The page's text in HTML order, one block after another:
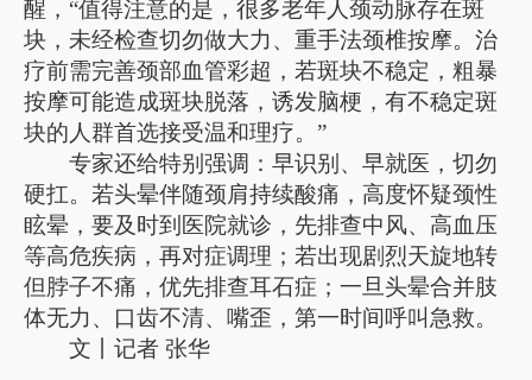
醒，“值得注意的是，很多老年人颈动脉存在斑
块，未经检查切勿做大力、重手法颈椎按摩。治
疗前需完善颈部血管彩超，若斑块不稳定，粗暴
按摩可能造成斑块脱落，诱发脑梗，有不稳定斑
块的人群首选接受温和理疗。”
专家还给特别强调：早识别、早就医，切勿
硬扛。若头晕伴随颈肩持续酸痛，高度怀疑颈性
眩晕，要及时到医院就诊，先排查中风、高血压
等高危疾病，再对症调理；若出现剧烈天旋地转
但脖子不痛，优先排查耳石症；一旦头晕合并肢
体无力、口齿不清、嘴歪，第一时间呼叫急救。
文丨记者 张华